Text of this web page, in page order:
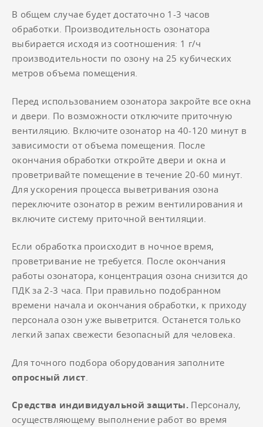
В общем случае будет достаточно 1-3 часов
обработки. Производительность озонатора
выбирается исходя из соотношения: 1 г/ч
производительности по озону на 25 кубических
метров объема помещения.
Перед использованием озонатора закройте все окна
и двери. По возможности отключите приточную
вентиляцию. Включите озонатор на 40-120 минут в
зависимости от объема помещения. После
окончания обработки откройте двери и окна и
проветривайте помещение в течение 20-60 минут.
Для ускорения процесса выветривания озона
переключите озонатор в режим вентилирования и
включите систему приточной вентиляции.
Если обработка происходит в ночное время,
проветривание не требуется. После окончания
работы озонатора, концентрация озона снизится до
ПДК за 2-3 часа. При правильно подобранном
времени начала и окончания обработки, к приходу
персонала озон уже выветрится. Останется только
легкий запах свежести безопасный для человека.
Для точного подбора оборудования заполните
опросный лист
Средства индивидуальной защиты.Персоналу,
осуществляющему выполнение работ во время